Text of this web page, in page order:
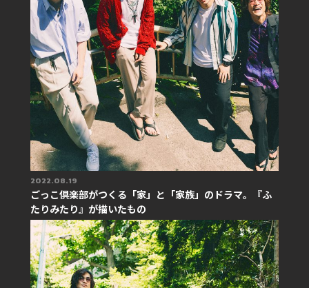
2022.08.19
ごっこ倶楽部がつくる「家」と「家族」のドラマ。『ふ
たりみたり』が描いたもの